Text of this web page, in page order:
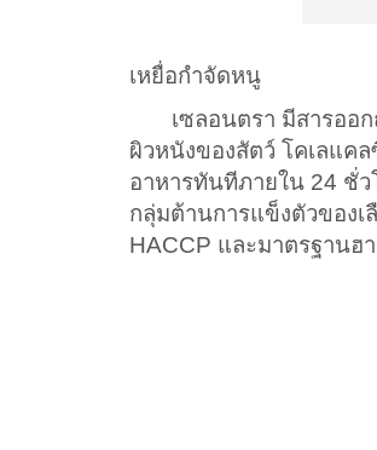
เหยื่อกำจัดหนู
เซลอนตรา มีสารออกฤ
ผิวหนังของสัตว์ โคเลแค
อาหารทันทีภายใน 24 ชั่ว
กลุ่มต้านการแข็งตัวของ
HACCP และมาตรฐานฮ